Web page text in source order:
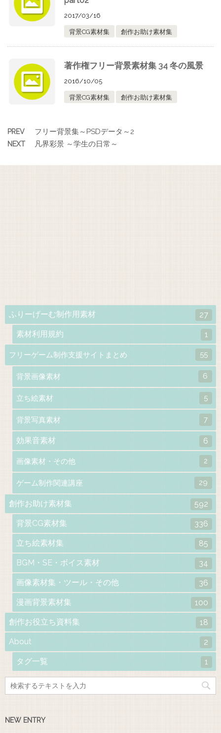
2017/03/16
背景CG素材集 創作お助け素材集
著作権フリー背景素材集 34 冬の風景
2016/10/05
背景CG素材集 創作お助け素材集
PREV フリー背景集～PSDデータ～2
NEXT 凡界彩景 ～学生の日常～
ふりーげーむ制作用素材 27
素材利用規約 1
フリーゲーム制作支援サイトまとめ 55
背景画像素材 6
立ち絵素材 5
背景写真素材 7
効果音素材 6
画像素材・その他 2
ゲーム制作関連講座 29
創作お助け素材集 592
背景CG素材集 336
立ち絵素材集 85
BGM・SE・ボイス素材 34
画像素材集・ツール・その他 36
漫画背景素材集 100
創作お役立ち資料集 18
About 2
タグ一覧 1
NEW ENTRY